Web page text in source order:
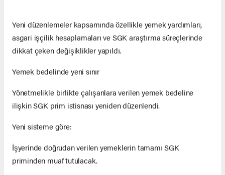
Yeni düzenlemeler kapsamında özellikle yemek yardımları,
asgari işçilik hesaplamaları ve SGK araştırma süreçlerinde
dikkat çeken değişiklikler yapıldı.
Yemek bedelinde yeni sınır
Yönetmelikle birlikte çalışanlara verilen yemek bedeline
ilişkin SGK prim istisnası yeniden düzenlendi.
Yeni sisteme göre:
İşyerinde doğrudan verilen yemeklerin tamamı SGK
priminden muaf tutulacak.